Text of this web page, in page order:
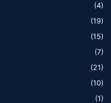
(4)
(19)
(15)
(7)
(21)
(10)
(1)